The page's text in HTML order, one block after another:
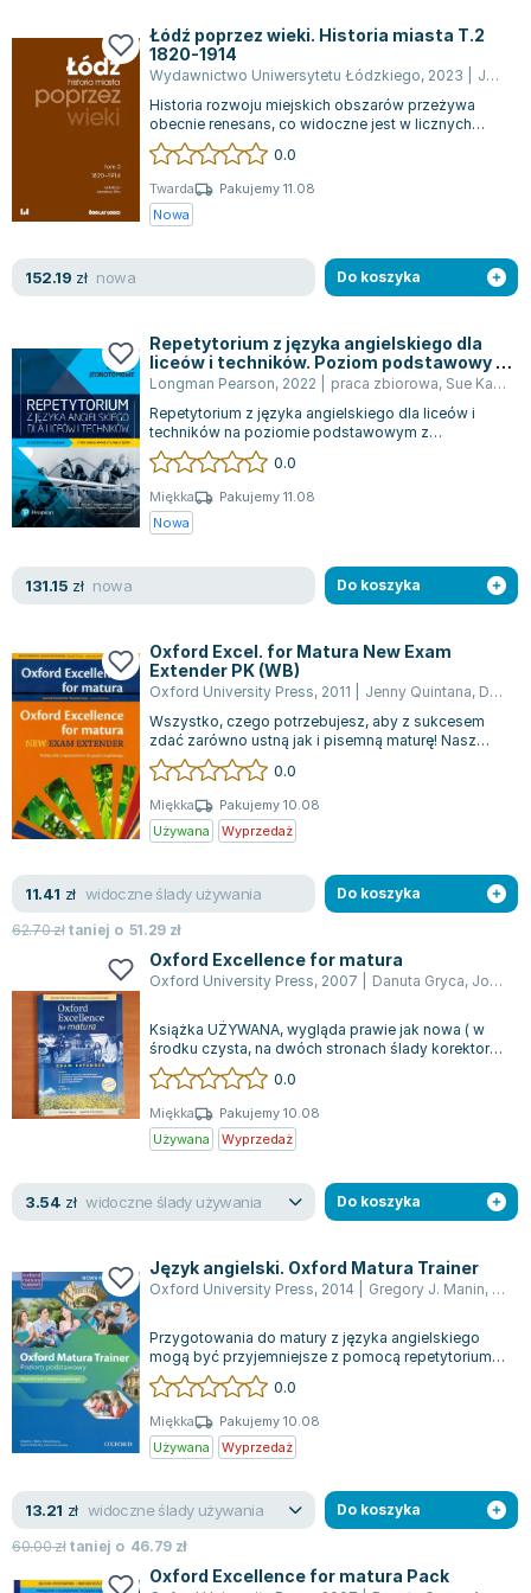
Książki o naukach politycznych dla studentów
Książki do nauk przyrodniczych dla studentów
Książki do nauk społecznych dla studentów
Książki do nauk ścisłych dla studentów
Prawo - książki dla studentów
Technologia żywności - książki
Zarządzanie i marketing - książki
Podręczniki dla nauczycieli - metodyka
Bolesław Prus
Clive Cussler
Wanda Chotomska
Józef Ignacy Kraszewski
Clive Staples Lewis
Martyna Wojciechowska
Melissa De la Cruz
Jaś Kapela
Witold Gadowski
Jan Pietrzak
Marcin Kowalczyk
Piotr Zychowicz
Joanna Jabłczyńska
Piotr Kościelny
Jan Piński
Agata Passent
Maciej Orłoś
Jo Nesbo
Katarzyna Miller
Antoine de Saint Exupery
Lew Tołstoj
Mark Twain
Marcin Meller
ks. Piotr Pawlukiewicz
Jarosław Sokołowski
Piotr Latocha
Michael Scott
Piotr Semka
Jarosław Iwaszkiewicz
Joseph Murphy
Jan Sztaudynger
Aleksander Puszkin
Małgorzata Ohme
Leszek Czarnecki
Joanna Racewicz
Maria Seweryn
Janina Zającówna
Eric Helms
Anna Prus (oprac.)
Nela Mała Reporterka
Barbara Wrzesińska
Terry Pratchett
Virginia Woolf
Łódź poprzez wieki. Historia miasta T.2
1820-1914
Wydawnictwo Uniwersytetu Łódzkiego, 2023
Jarosław Kita
Historia rozwoju miejskich obszarów przeżywa
obecnie renesans, co widoczne jest w licznych
publikacjach opisujących dzieje zarówno...
0.0
Twarda
Pakujemy 11.08
Nowa
152.19 zł nowa Do koszyka
Repetytorium z języka angielskiego dla
liceów i techników. Poziom podstawowy z
materiałem rozszerzonym + eBook
Longman Pearson, 2022 praca zbiorowa, Sue Kay ,
Repetytorium z języka angielskiego dla liceów i
techników na poziomie podstawowym z
rozszerzonym materiałem dostępne jest w formie...
0.0
Miękka
Pakujemy 11.08
Nowa
131.15 zł nowa Do koszyka
Oxford Excel. for Matura New Exam
Extender PK (WB)
Oxford University Press, 2011 Jenny Quintana, Danuta Gryca
Wszystko, czego potrzebujesz, aby z sukcesem
zdać zarówno ustną jak i pisemną maturę! Nasz
materiał oferuje szeroki zakres ćwiczeń...
0.0
Miękka
Pakujemy 10.08
Używana
Wyprzedaż
11.41 zł widoczne ślady używania
62.70złtaniej o 51.29 zł
Do koszyka
Oxford Excellence for matura
Oxford University Press, 2007 Danuta Gryca, Joanna Sobierska-Paczesny
Książka UŻYWANA, wygląda prawie jak nowa ( w
środku czysta, na dwóch stronach ślady korektora,
brak płyty CD, NAJNOWSZE WYDANIE 20...
0.0
Miękka
Pakujemy 10.08
Używana
Wyprzedaż
3.54 zł widoczne ślady używania Do koszyka
Język angielski. Oxford Matura Trainer
Oxford University Press, 2014 Gregory J. Manin,
Przygotowania do matury z języka angielskiego
mogą być przyjemniejsze z pomocą repetytorium
wydawnictwa Oxford. Ta publikacja umoż...
0.0
Miękka
Pakujemy 10.08
Używana
Wyprzedaż
13.21 zł widoczne ślady używania
60.00złtaniej o 46.79 zł
Do koszyka
Oxford Excellence for matura Pack